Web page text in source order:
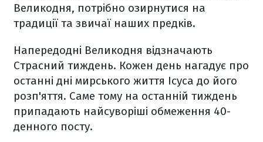
Великодня, потрібно озирнутися на
традиції та звичаї наших предків.
Напередодні Великодня відзначають
Страсний тиждень. Кожен день нагадує про
останні дні мирського життя Ісуса до його
розп'яття. Саме тому на останній тиждень
припадають найсуворіші обмеження 40-
денного посту.